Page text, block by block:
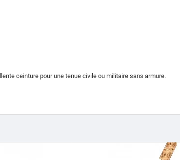
ceinture pour une tenue civile ou militaire sans armure.